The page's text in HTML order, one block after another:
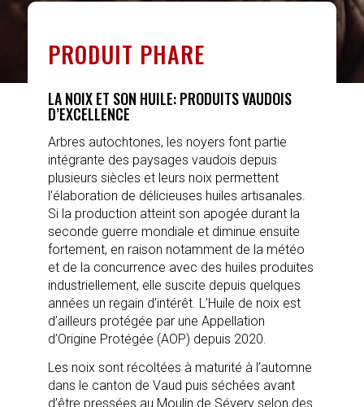
PRODUIT PHARE
LA NOIX ET SON HUILE: PRODUITS VAUDOIS
D’EXCELLENCE
Arbres autochtones, les noyers font partie
intégrante des paysages vaudois depuis
plusieurs siècles et leurs noix permettent
l’élaboration de délicieuses huiles artisanales.
Si la production atteint son apogée durant la
seconde guerre mondiale et diminue ensuite
fortement, en raison notamment de la météo
et de la concurrence avec des huiles produites
industriellement, elle suscite depuis quelques
années un regain d’intérêt. L’Huile de noix est
d’ailleurs protégée par une Appellation
d’Origine Protégée (AOP) depuis 2020.
Les noix sont récoltées à maturité à l’automne
dans le canton de Vaud puis séchées avant
d’être pressées au Moulin de Sévery selon des